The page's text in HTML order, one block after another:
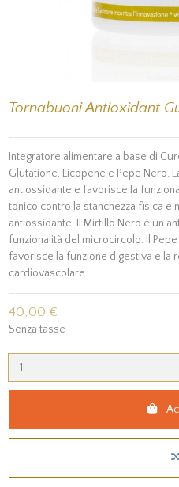
Tornabuoni Antioxidant
Integratore alimentare a base di
Glutatione, Licopene e Pepe Nero.
antiossidante e favorisce la
tonico contro la stanchezza fisica e
antiossidante. Il Mirtillo Nero è un
funzionalità del microcircolo. Il
favorisce la funzione digestiva e la
cardiovascolare.
40,00 €
Senza tasse